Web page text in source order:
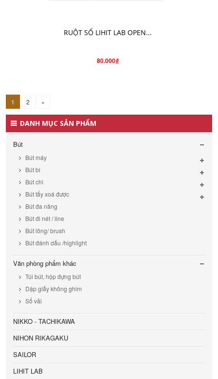
RUỘT SỔ LIHIT LAB OPEN...
80.000₫
1 2 »
DANH MỤC SẢN PHẨM
Bút
Bút máy
Bút bi
Bút chì
Bút tẩy xoá được
Bút đa năng
Bút đi nét / line
Bút lông/ brush
Bút đánh dấu /highlight
Văn phòng phẩm khác
Túi bút, hộp đựng bút
Dập giấy không ghim
Sổ vải
NIKKO - TACHIKAWA
NIHON RIKAGAKU
SAILOR
LIHIT LAB